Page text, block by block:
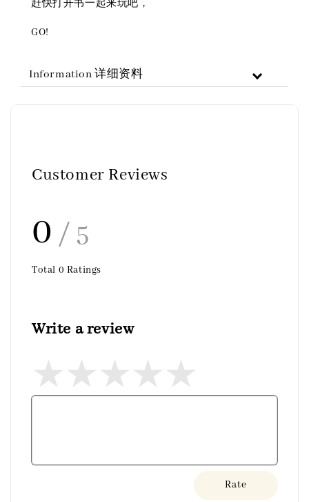
赶快打开书一起来玩吧，
GO!
Information 详细资料
Customer Reviews
0 / 5
Total 0 Ratings
Write a review
Rate